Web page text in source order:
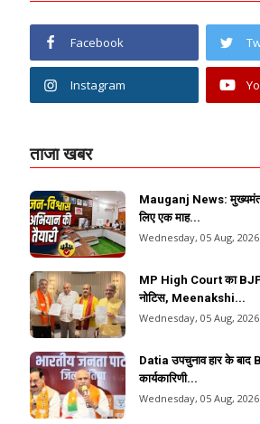
Facebook
Instagram
ताजा खबर
Mauganj News:
लिए एक माह...
Wednesday, 05 Aug, 2026
MP High Court का BJP
नोटिस, Meenakshi...
Wednesday, 05 Aug, 2026
Datia उपचुनाव हार के बाद
कार्यकारिणी...
Wednesday, 05 Aug, 2026